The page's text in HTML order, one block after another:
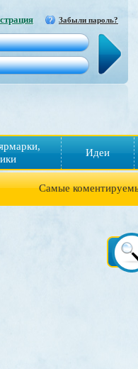
Забыли пароль?
Идеи
Самые